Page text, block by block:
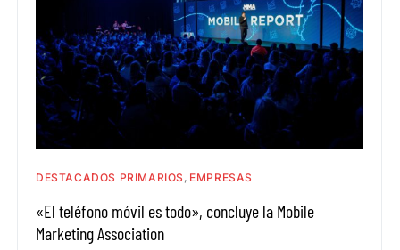
DESTACADOS PRIMARIOS EMPRESAS
«El teléfono móvil es todo», concluye la Mobile
Marketing Association